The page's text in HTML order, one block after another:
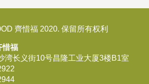
齊惜福 2020. 保留所有权利
惜福
湾长义街10号昌隆工业大厦3楼B1室